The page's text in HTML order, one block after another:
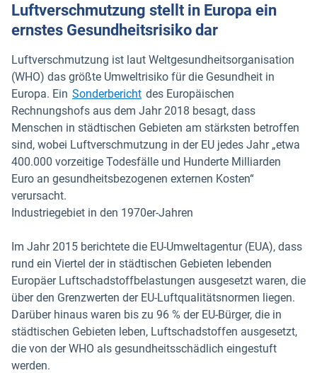
Luftverschmutzung stellt in Europa ein
ernstes Gesundheitsrisiko dar
Luftverschmutzung ist laut Weltgesundheitsorganisation
(WHO) das größte Umweltrisiko für die Gesundheit in
Europa. Ein SonderberichtIn neuem Fenster öffnen
des Europäischen
Rechnungshofs aus dem Jahr 2018 besagt, dass
Menschen in städtischen Gebieten am stärksten betroffen
sind, wobei Luftverschmutzung in der EU jedes Jahr „etwa
400.000 vorzeitige Todesfälle und Hunderte Milliarden
Euro an gesundheitsbezogenen externen Kosten“
verursacht.
Industriegebiet in den 1970er-Jahren
Im Jahr 2015 berichtete die EU-Umweltagentur (EUA), dass
rund ein Viertel der in städtischen Gebieten lebenden
Europäer Luftschadstoffbelastungen ausgesetzt waren, die
über den Grenzwerten der EU-Luftqualitätsnormen liegen.
Darüber hinaus waren bis zu 96 % der EU-Bürger, die in
städtischen Gebieten leben, Luftschadstoffen ausgesetzt,
die von der WHO als gesundheitsschädlich eingestuft
werden.